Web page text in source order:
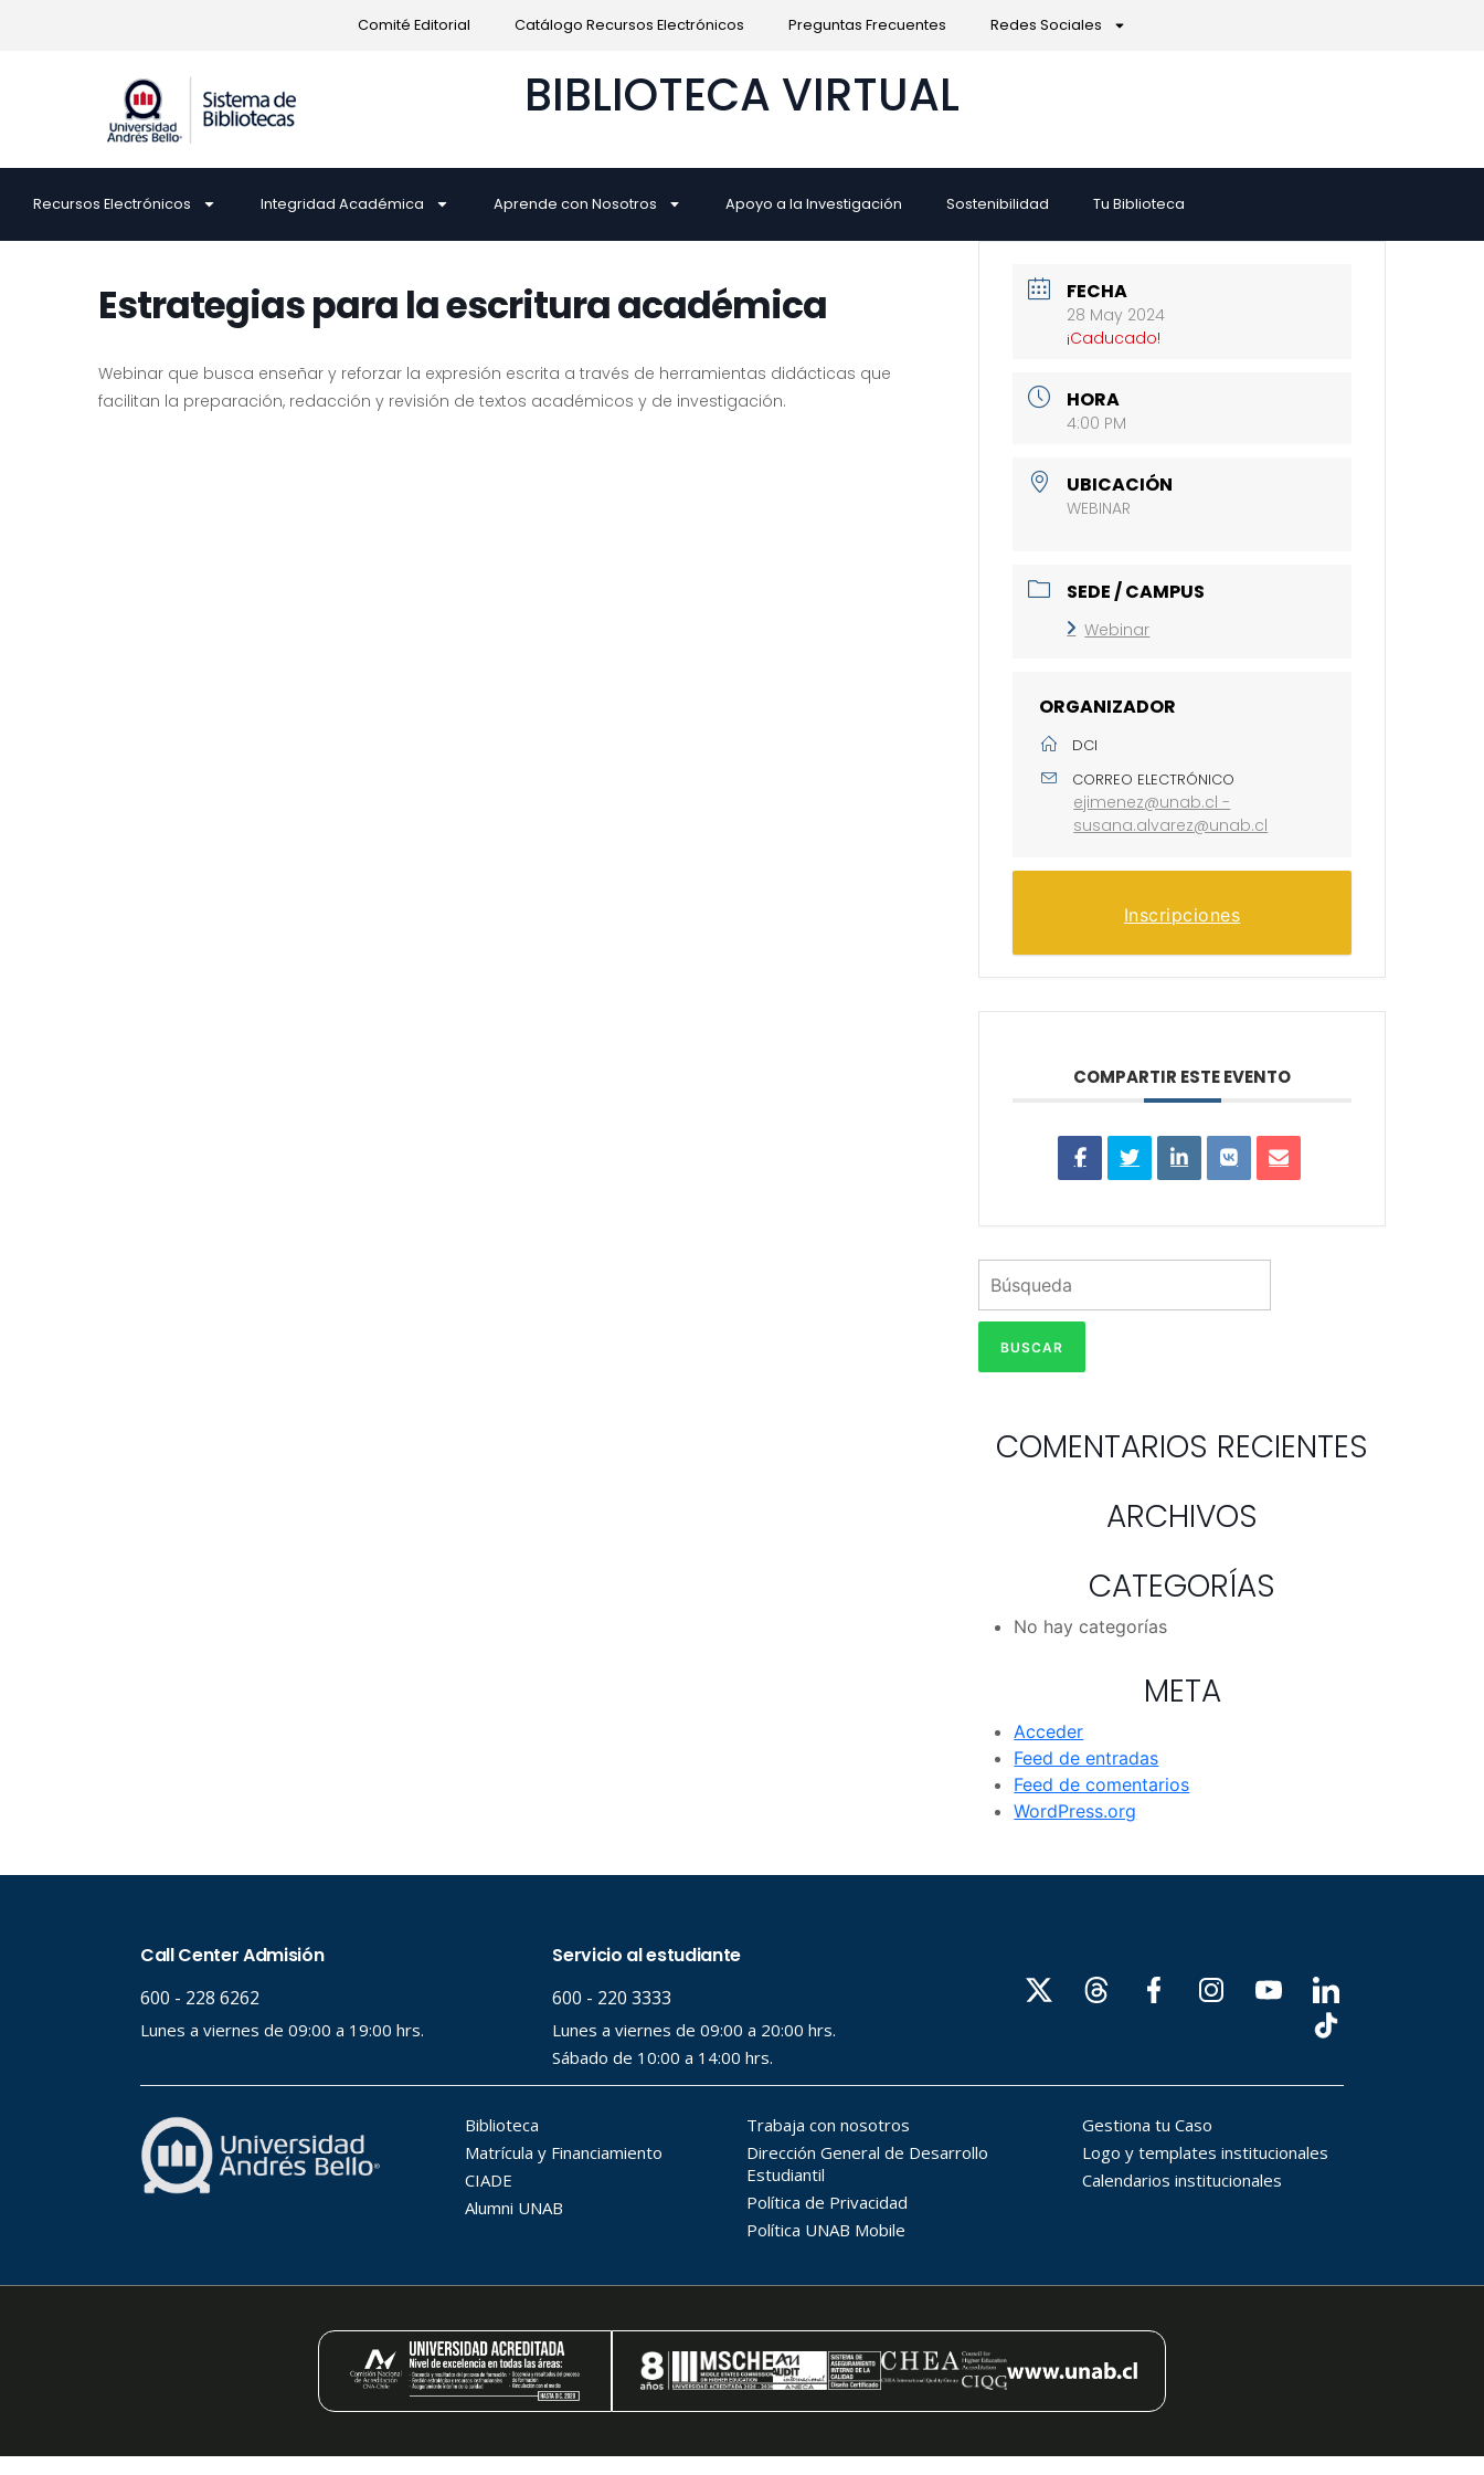
Comité Editorial Catálogo Recursos Electrónicos Preguntas Frecuentes Redes Sociales
BIBLIOTECA VIRTUAL
Recursos Electrónicos Integridad Académica Aprende con Nosotros Apoyo a la Investigación Sostenibilidad Tu Biblioteca
Estrategias para la escritura académica
Webinar que busca enseñar y reforzar la expresión escrita a través de herramientas didácticas que
facilitan la preparación, redacción y revisión de textos académicos y de investigación.
FECHA
28 May 2024
¡Caducado!
HORA
4:00 PM
UBICACIÓN
WEBINAR
SEDE / CAMPUS
Webinar
ORGANIZADOR
DCI
CORREO ELECTRÓNICO
ejimenez@unab.cl -
susana.alvarez@unab.cl
Inscripciones
COMPARTIR ESTE EVENTO
COMENTARIOS RECIENTES
ARCHIVOS
CATEGORÍAS
No hay categorías
META
Acceder
Feed de entradas
Feed de comentarios
WordPress.org